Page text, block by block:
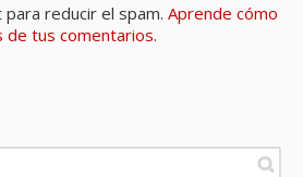
reducir el spam. Aprende cómo
de tus comentarios.